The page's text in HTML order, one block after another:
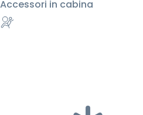
Accessori in cabina